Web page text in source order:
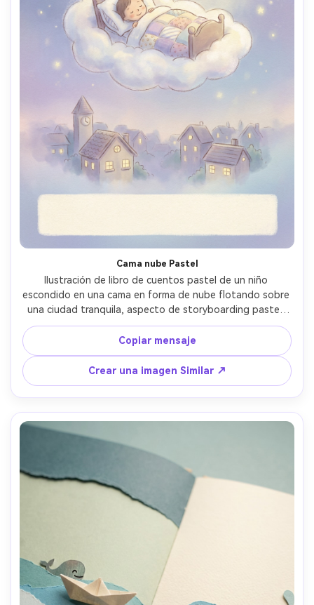
Cama nube Pastel
Ilustración de libro de cuentos pastel de un niño
escondido en una cama en forma de nube flotando sobre
una ciudad tranquila, aspecto de storyboarding pastel,
bordes suaves, paleta de colores de cuento de hadas,
estrellas suaves, expresión facial tranquila, degradados
de fondo simples, carácter consistente a través de las
páginas, espacio para el texto en la parte inferior, lente
de 85 mm, profundidad de campo poco profunda,
iluminación cinematográfica suave- -ar 4:5
Copiar mensaje
Crear una imagen Similar ↗